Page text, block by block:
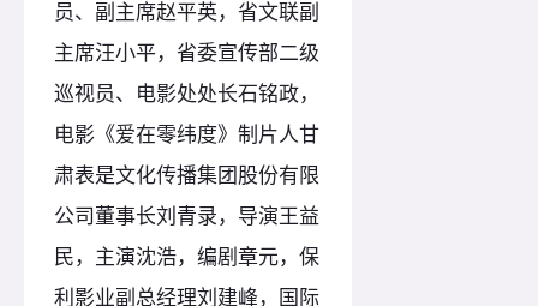
员、副主席赵平英，省文联副
主席汪小平，省委宣传部二级
巡视员、电影处处长石铭政，
电影《爱在零纬度》制片人甘
肃表是文化传播集团股份有限
公司董事长刘青录，导演王益
民，主演沈浩，编剧章元，保
利影业副总经理刘建峰，国际